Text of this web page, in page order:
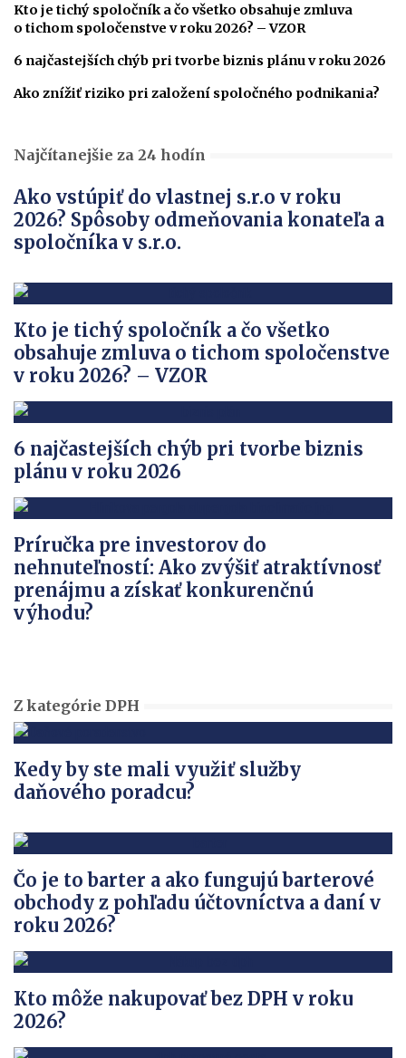
Kto je tichý spoločník a čo všetko obsahuje zmluva
o tichom spoločenstve v roku 2026? – VZOR
6 najčastejších chýb pri tvorbe biznis plánu v roku 2026
Ako znížiť riziko pri založení spoločného podnikania?
Najčítanejšie za 24 hodín
Ako vstúpiť do vlastnej s.r.o v roku
2026? Spôsoby odmeňovania konateľa a
spoločníka v s.r.o.
Kto je tichý spoločník a čo všetko
obsahuje zmluva o tichom spoločenstve
v roku 2026? – VZOR
6 najčastejších chýb pri tvorbe biznis
plánu v roku 2026
Príručka pre investorov do
nehnuteľností: Ako zvýšiť atraktívnosť
prenájmu a získať konkurenčnú
výhodu?
Z kategórie DPH
Kedy by ste mali využiť služby
daňového poradcu?
Čo je to barter a ako fungujú barterové
obchody z pohľadu účtovníctva a daní v
roku 2026?
Kto môže nakupovať bez DPH v roku
2026?